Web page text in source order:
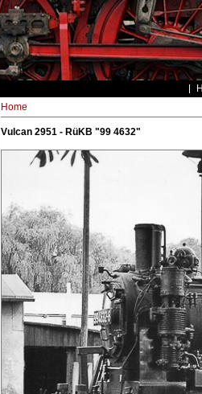
Home
Vulcan 2951 - RüKB "99 4632"